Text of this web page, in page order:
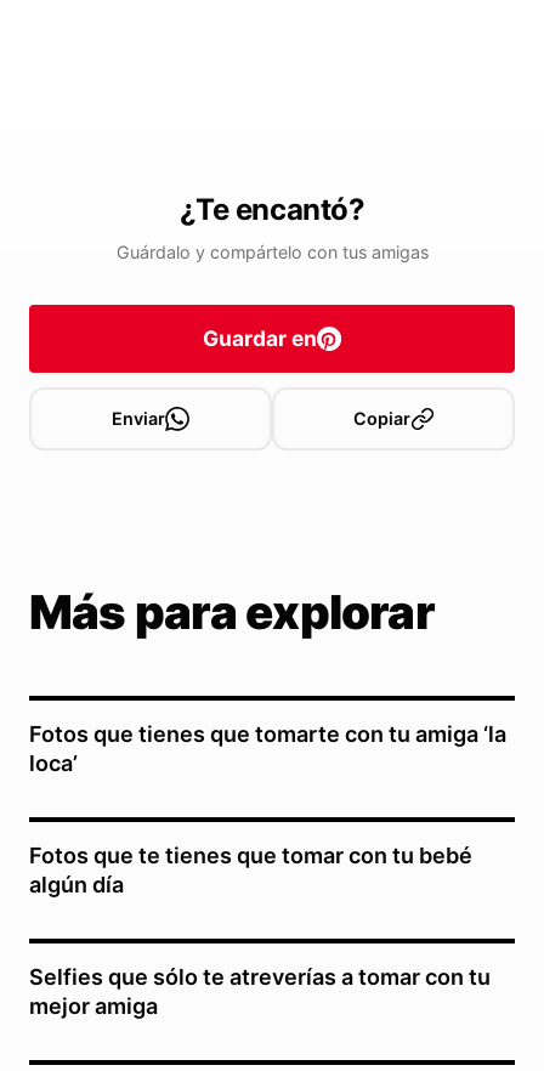
¿Te encantó?
Guárdalo y compártelo con tus amigas
Guardar en
Enviar Copiar
Más para explorar
Fotos que tienes que tomarte con tu amiga ‘la
loca’
Fotos que te tienes que tomar con tu bebé
algún día
Selfies que sólo te atreverías a tomar con tu
mejor amiga